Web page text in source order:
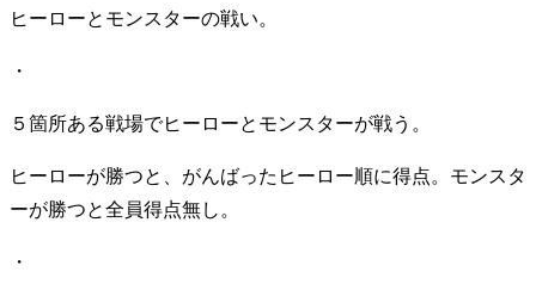
ヒーローとモンスターの戦い。
・
５箇所ある戦場でヒーローとモンスターが戦う。
ヒーローが勝つと、がんばったヒーロー順に得点。モンスタ
ーが勝つと全員得点無し。
・